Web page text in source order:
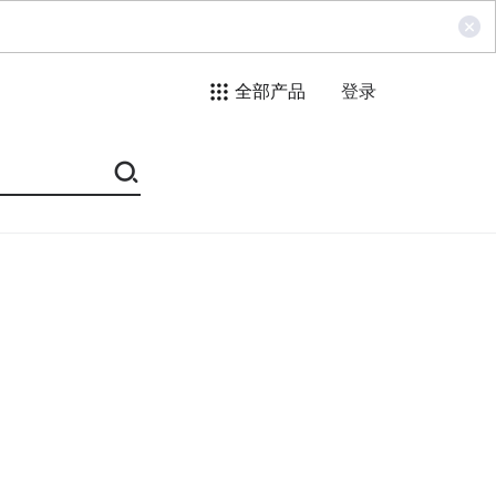
全部产品 登录